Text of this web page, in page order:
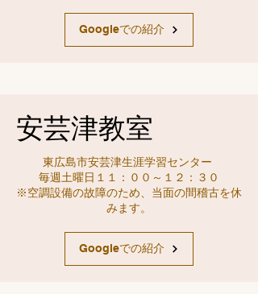
Googleでの紹介
​安芸津教室
東広島市安芸津生涯学習センター
毎週土曜日１１：００～１２：３０
​※空調設備の故障のため、当面の間稽古を休
みます。
Googleでの紹介